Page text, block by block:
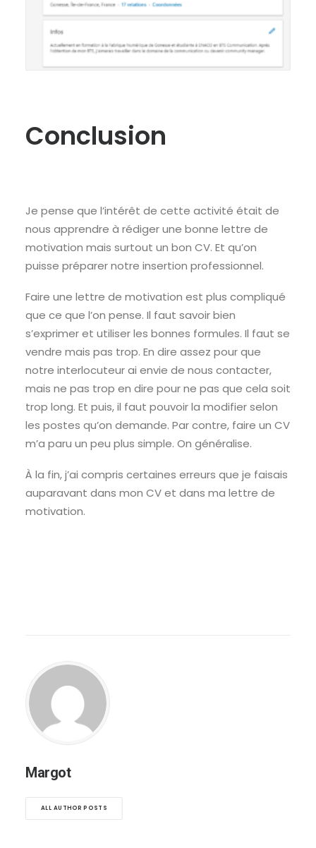
Conclusion
Je pense que l’intérêt de cette activité était de
nous apprendre à rédiger une bonne lettre de
motivation mais surtout un bon CV. Et qu’on
puisse préparer notre insertion professionnel.
Faire une lettre de motivation est plus compliqué
que ce que l’on pense. Il faut savoir bien
s’exprimer et utiliser les bonnes formules. Il faut se
vendre mais pas trop. En dire assez pour que
notre interlocuteur ai envie de nous contacter,
mais ne pas trop en dire pour ne pas que cela soit
trop long. Et puis, il faut pouvoir la modifier selon
les postes qu’on demande. Par contre, faire un CV
m’a paru un peu plus simple. On généralise.
À la fin, j’ai compris certaines erreurs que je faisais
auparavant dans mon CV et dans ma lettre de
motivation.
Margot
ALL AUTHOR POSTS